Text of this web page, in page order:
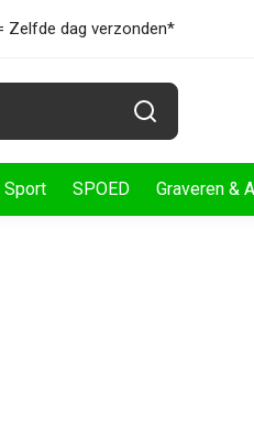
Zelfde dag verzonden*
Sport SPOED Graveren &